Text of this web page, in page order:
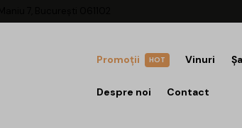
HOT
Promoții Vinuri
Despre noi Contact